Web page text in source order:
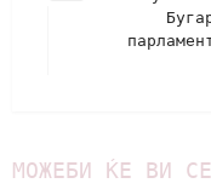
МОЖЕБИ ЌЕ ВИ